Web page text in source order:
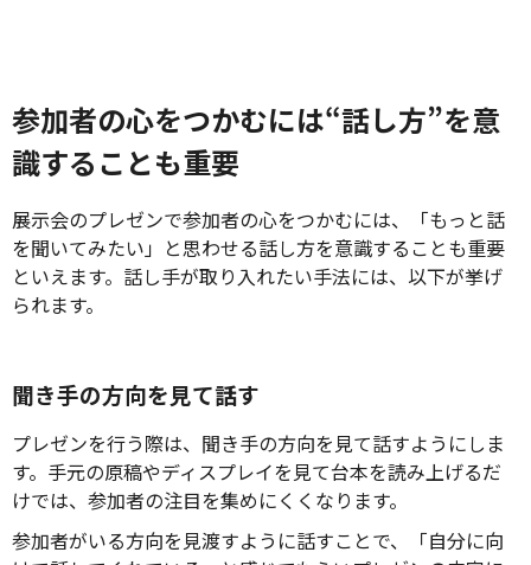
参加者の心をつかむには“話し方”を意
識することも重要
展示会のプレゼンで参加者の心をつかむには、「もっと話
を聞いてみたい」と思わせる話し方を意識することも重要
といえます。話し手が取り入れたい手法には、以下が挙げ
られます。
聞き手の方向を見て話す
プレゼンを行う際は、聞き手の方向を見て話すようにしま
す。手元の原稿やディスプレイを見て台本を読み上げるだ
けでは、参加者の注目を集めにくくなります。
参加者がいる方向を見渡すように話すことで、「自分に向